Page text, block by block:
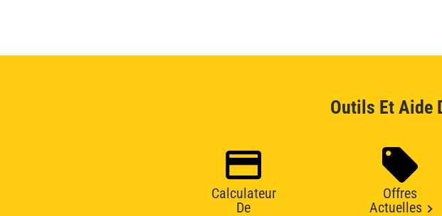
Outils Et Aide
Calculateur
De
Offres
Actuelles